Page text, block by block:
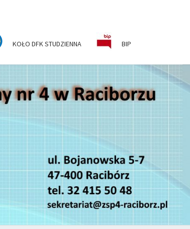
KOŁO DFK STUDZIENNA BIP